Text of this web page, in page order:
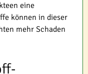
eine
können in dieser
mehr Schaden